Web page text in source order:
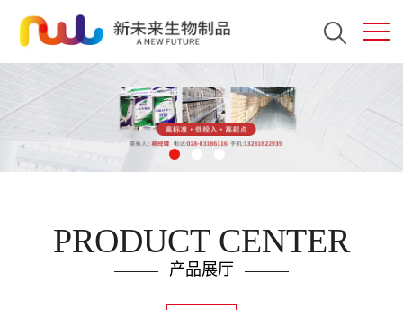
PRODUCT CENTER
产品展厅